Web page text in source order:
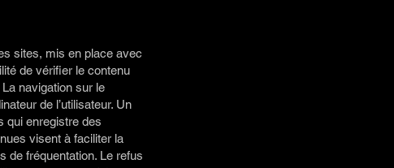
sites, mis en place avec
de vérifier le contenu
navigation sur le
de l’utilisateur. Un
qui enregistre des
visent à faciliter la
de fréquentation. Le refus